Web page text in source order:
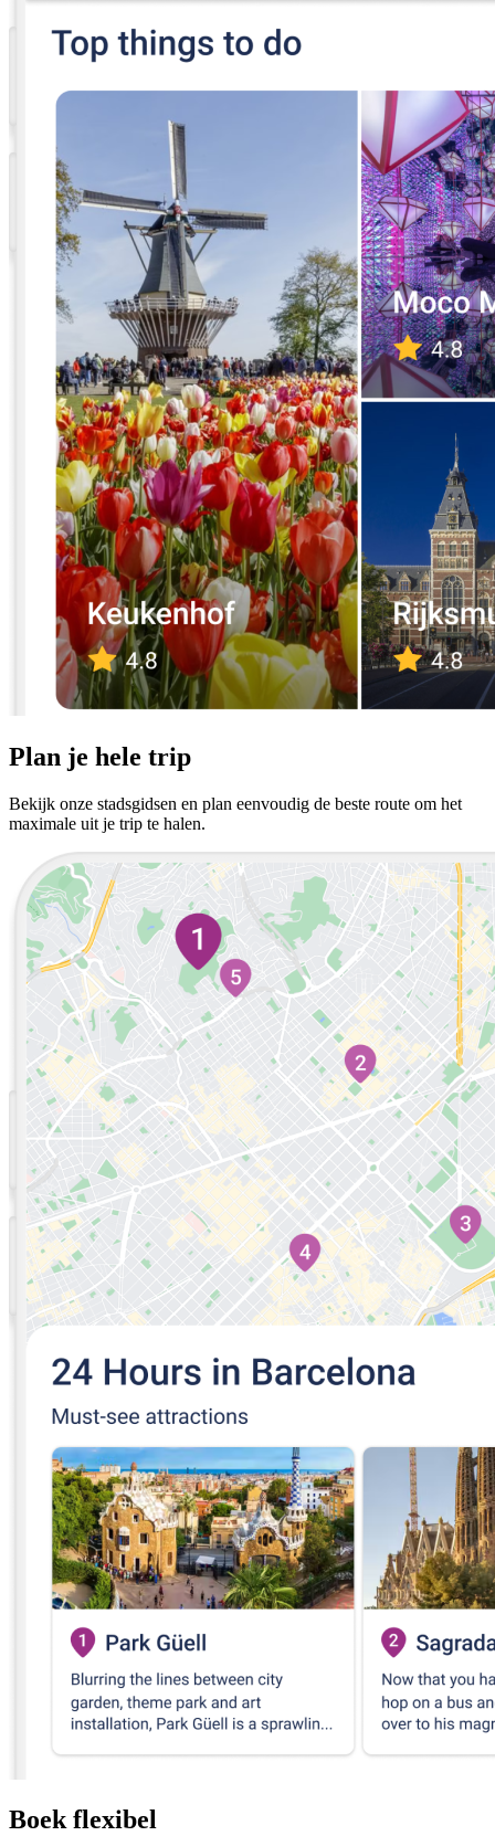
Plan je hele trip
Bekijk onze stadsgidsen en plan eenvoudig de beste route om het
maximale uit je trip te halen.
Boek flexibel